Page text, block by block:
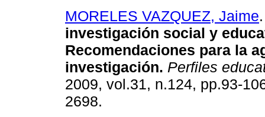
MORELES VAZQUEZ, Jaime.
investigación social y
Recomendaciones para la
investigación. Perfiles
2009, vol.31, n.124, pp.93-
2698.